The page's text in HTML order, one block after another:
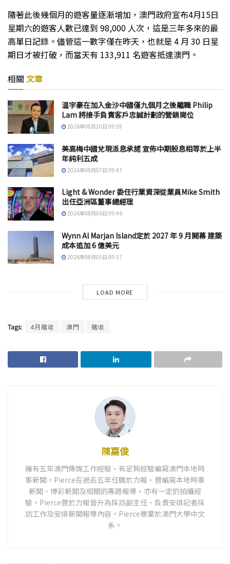
隨著此後幾個月的遊客量逐漸增加，澳門政府宣布4月15日
星期六的遊客人數已達到 98,000 人次，這是三年多來的最
高單日記錄。儘管這一數字僅在昨天，也就是 4 月 30 日星
期日才被打破，而當天有 133,911 名遊客抵達澳門。
相關 文章
温宇豪在加入金沙中國僅九個月之後離職 Philip
Lam 將接手負責客戶忠誠計劃的營銷崗位
2026年08月10日 09:59
美高梅中國兌現派息承諾 宣佈中期股息相等於上半
年純利五成
2026年08月07日 09:47
Light & Wonder 委任行業資深從業員Mike Smith
出任亞洲區董事總經理
2026年08月06日 09:46
Wynn Al Marjan Island定於 2027 年 9 月開幕 建築
成本追加 6 億美元
2026年08月05日 09:57
LOAD MORE
Tags: 4月賭收 澳門 賭收
陳嘉俊
擁有五年澳門傳媒工作經驗，有足夠經驗編寫澳門本地時
事新聞。Pierce在過去五年任職於力報，曾編寫本地時事
新聞、博彩新聞及相關的專題報導，亦有一定的拍攝經
驗。Pierce曾於力報晉升為採訪副主任，負責安排記者採
訪工作及安排新聞報導內容。Pierce畢業於澳門大學中文
系。